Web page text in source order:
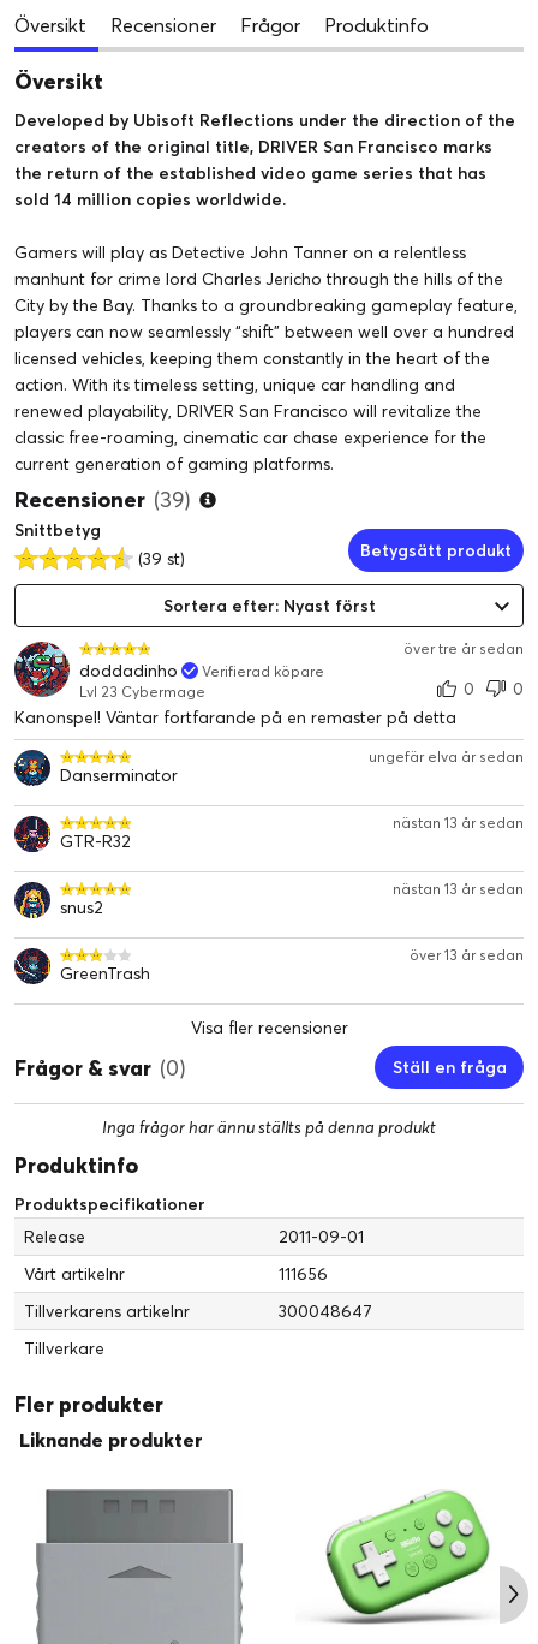
Översikt Recensioner Frågor Produktinfo
Översikt
Developed by Ubisoft Reflections under the direction of the
creators of the original title, DRIVER San Francisco marks
the return of the established video game series that has
sold 14 million copies worldwide.
Gamers will play as Detective John Tanner on a relentless
manhunt for crime lord Charles Jericho through the hills of the
City by the Bay. Thanks to a groundbreaking gameplay feature,
players can now seamlessly “shift” between well over a hundred
licensed vehicles, keeping them constantly in the heart of the
action. With its timeless setting, unique car handling and
renewed playability, DRIVER San Francisco will revitalize the
classic free-roaming, cinematic car chase experience for the
current generation of gaming platforms.
Recensioner (39)
Snittbetyg
(39 st)
Betygsätt produkt
Sortera efter: Nyast först
över tre år sedan
doddadinho
Verifierad köpare
Lvl 23 Cybermage
0
0
Kanonspel! Väntar fortfarande på en remaster på detta
ungefär elva år sedan
Danserminator
nästan 13 år sedan
GTR-R32
nästan 13 år sedan
snus2
över 13 år sedan
GreenTrash
Visa fler recensioner
Frågor & svar (0) Ställ en fråga
Inga frågor har ännu ställts på denna produkt
Produktinfo
Produktspecifikationer
Release
2011-09-01
Vårt artikelnr
111656
Tillverkarens artikelnr
300048647
Tillverkare
Fler produkter
Liknande produkter